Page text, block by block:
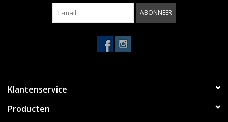
ABONNEER
Klantenservice
Producten